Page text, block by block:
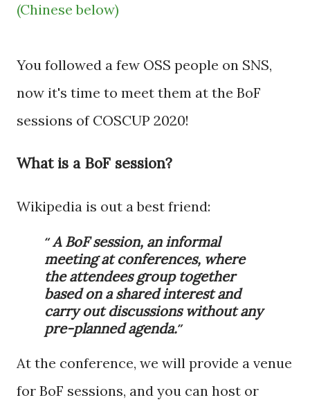
(Chinese below)
You followed a few OSS people on SNS,
now it's time to meet them at the BoF
sessions of COSCUP 2020!
What is a BoF session?
Wikipedia is out a best friend:
A BoF session, an informal
meeting at conferences, where
the attendees group together
based on a shared interest and
carry out discussions without any
pre-planned agenda.
At the conference, we will provide a venue
for BoF sessions, and you can host or